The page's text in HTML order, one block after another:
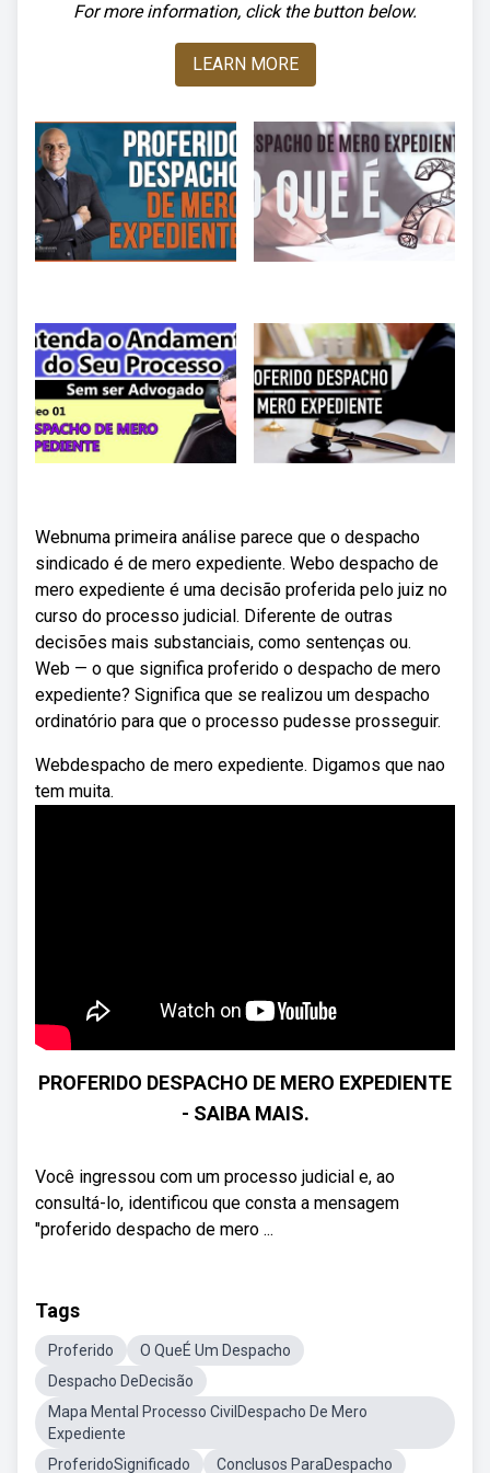
For more information, click the button below.
LEARN MORE
Webnuma primeira análise parece que o despacho
sindicado é de mero expediente. Webo despacho de
mero expediente é uma decisão proferida pelo juiz no
curso do processo judicial. Diferente de outras
decisões mais substanciais, como sentenças ou.
Web — o que significa proferido o despacho de mero
expediente? Significa que se realizou um despacho
ordinatório para que o processo pudesse prosseguir.
Webdespacho de mero expediente. Digamos que nao
tem muita.
PROFERIDO DESPACHO DE MERO EXPEDIENTE
- SAIBA MAIS.
Você ingressou com um processo judicial e, ao
consultá-lo, identificou que consta a mensagem
"proferido despacho de mero ...
Tags
Proferido
O QueÉ Um Despacho
Despacho DeDecisão
Mapa Mental Processo CivilDespacho De Mero
Expediente
ProferidoSignificado
Conclusos ParaDespacho